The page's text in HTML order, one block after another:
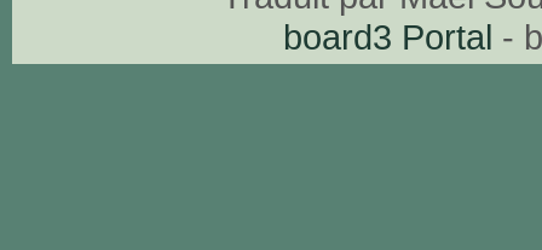
board3 Portal -